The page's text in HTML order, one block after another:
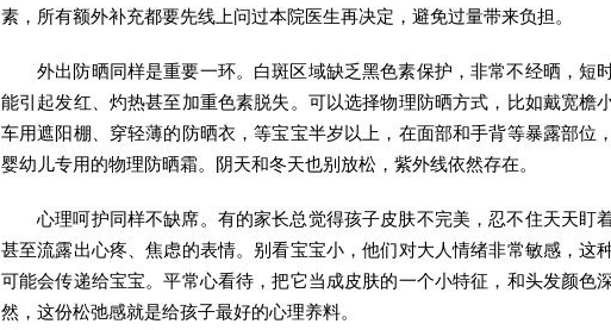
素，所有额外补充都要先线上问过本院医生再决定，避免过量带来负担。
外出防晒同样是重要一环。白斑区域缺乏黑色素保护，非常不经晒，短
能引起发红、灼热甚至加重色素脱失。可以选择物理防晒方式，比如戴宽檐
车用遮阳棚、穿轻薄的防晒衣，等宝宝半岁以上，在面部和手背等暴露部位
婴幼儿专用的物理防晒霜。阴天和冬天也别放松，紫外线依然存在。
心理呵护同样不缺席。有的家长总觉得孩子皮肤不完美，忍不住天天盯
甚至流露出心疼、焦虑的表情。别看宝宝小，他们对大人情绪非常敏感，这
可能会传递给宝宝。平常心看待，把它当成皮肤的一个小特征，和头发颜色
然，这份松弛感就是给孩子最好的心理养料。